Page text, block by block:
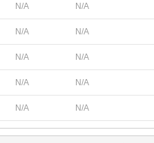
N/A N/A
N/A N/A
N/A N/A
N/A N/A
N/A N/A